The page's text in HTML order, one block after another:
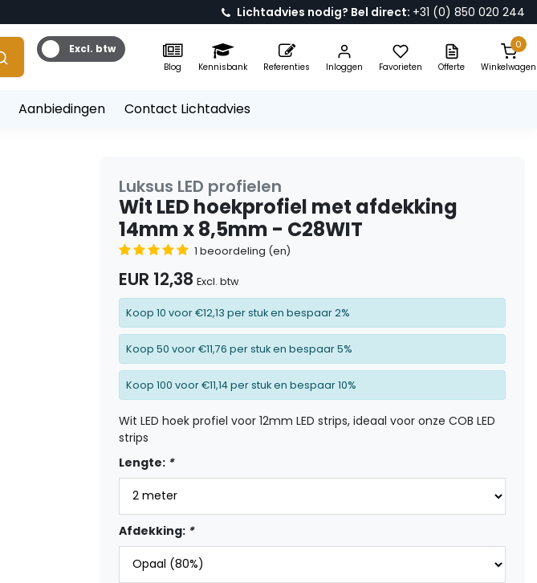
Lichtadvies nodig? Bel direct: +31 (0) 850 020 244
Excl. btw
Blog Kennisbank Referenties Inloggen Favorieten Offerte
0
Winkelwagen
Aanbiedingen Contact Lichtadvies
Luksus LED profielen
Wit LED hoekprofiel met afdekking
14mm x 8,5mm - C28WIT
1 beoordeling (en)
EUR 12,38 Excl. btw
Koop 10 voor €12,13 per stuk en bespaar 2%
Koop 50 voor €11,76 per stuk en bespaar 5%
Koop 100 voor €11,14 per stuk en bespaar 10%
Wit LED hoek profiel voor 12mm LED strips, ideaal voor onze COB LED
strips
Lengte: *
Afdekking: *